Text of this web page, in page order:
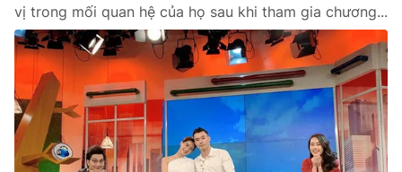
vị trong mối quan hệ của họ sau khi tham gia chương...